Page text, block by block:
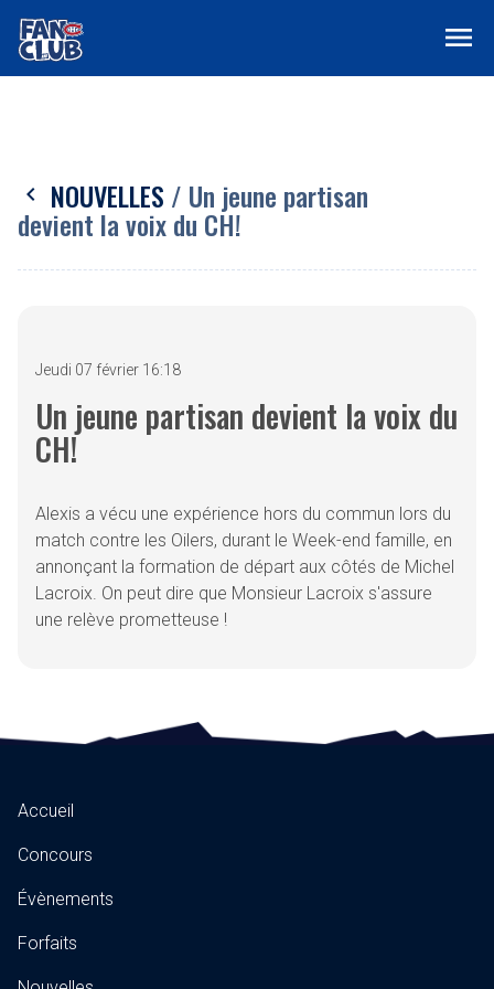
menu
chevron_left NOUVELLES / Un jeune partisan
devient la voix du CH!
Jeudi 07 février 16:18
Un jeune partisan devient la voix du
CH!
Alexis a vécu une expérience hors du commun lors du
match contre les Oilers, durant le Week-end famille, en
annonçant la formation de départ aux côtés de Michel
Lacroix. On peut dire que Monsieur Lacroix s'assure
une relève prometteuse !
Accueil
Concours
Évènements
Forfaits